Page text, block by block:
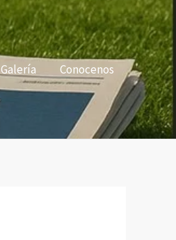
Galería Conocenos